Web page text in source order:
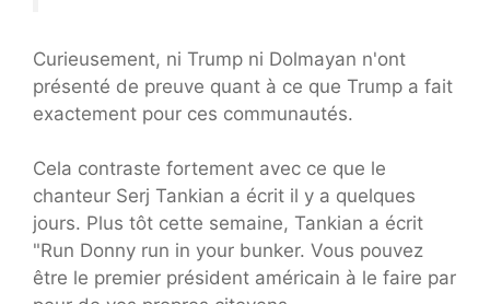
Curieusement, ni Trump ni Dolmayan n'ont
présenté de preuve quant à ce que Trump a fait
exactement pour ces communautés.
Cela contraste fortement avec ce que le
chanteur Serj Tankian a écrit il y a quelques
jours. Plus tôt cette semaine, Tankian a écrit
"Run Donny run in your bunker. Vous pouvez
être le premier président américain à le faire par